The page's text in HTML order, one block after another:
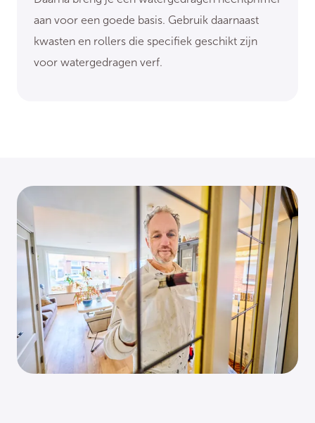
aan voor een goede basis. Gebruik daarnaast
kwasten en rollers die specifiek geschikt zijn
voor watergedragen verf.